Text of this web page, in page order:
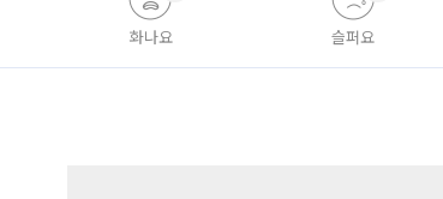
화나요 슬퍼요